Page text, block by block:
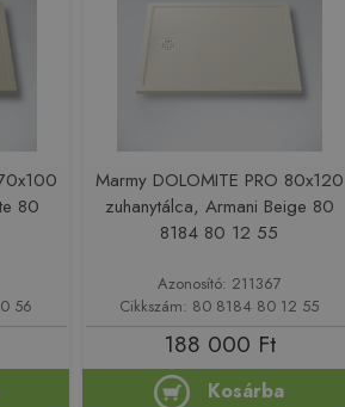
80
56
Marmy DOLOMITE PRO 80x120
zuhanytálca, Armani Beige 80
8184 80 12 55
Azonosító: 211367
Cikkszám: 80 8184 80 12 55
188 000 Ft
Kosárba